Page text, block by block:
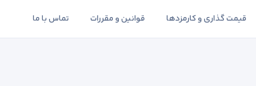
قیمت گذاری و کارمزدها قوانین و مقررات تماس با ما